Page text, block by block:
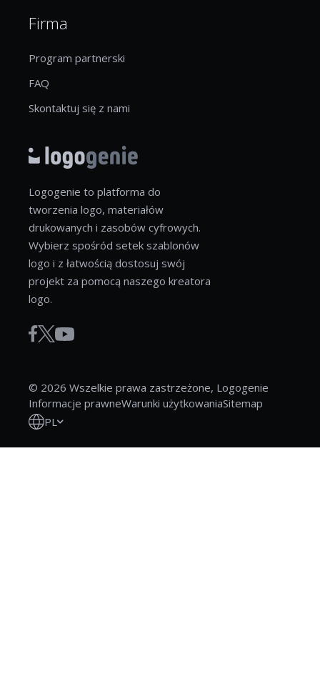
Firma
Program partnerski
FAQ
Skontaktuj się z nami
Logogenie to platforma do
tworzenia logo, materiałów
drukowanych i zasobów cyfrowych.
Wybierz spośród setek szablonów
logo i z łatwością dostosuj swój
projekt za pomocą naszego kreatora
logo.
© 2026 Wszelkie prawa zastrzeżone, Logogenie
Informacje prawneWarunki użytkowaniaSitemap
PL